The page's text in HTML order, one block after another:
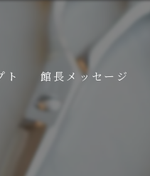
ト 館長メッセージ